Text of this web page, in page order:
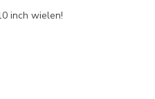
inch wielen!